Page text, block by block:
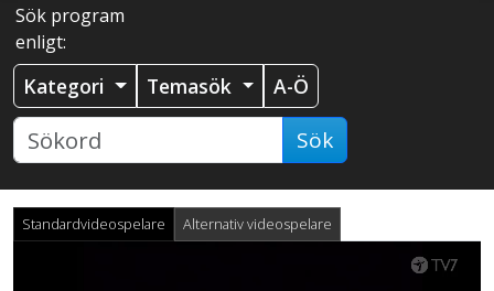
Sök program
enligt:
Kategori Temasök A-Ö
Sök
Standardvideospelare Alternativ videospelare